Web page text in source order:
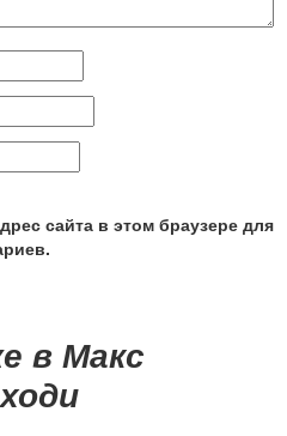
сайта в этом браузере для
в Макс